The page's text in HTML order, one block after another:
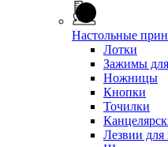
Настольные
Лотки
Зажимы
Ножницы
Кнопки
Точилки
Лезвии